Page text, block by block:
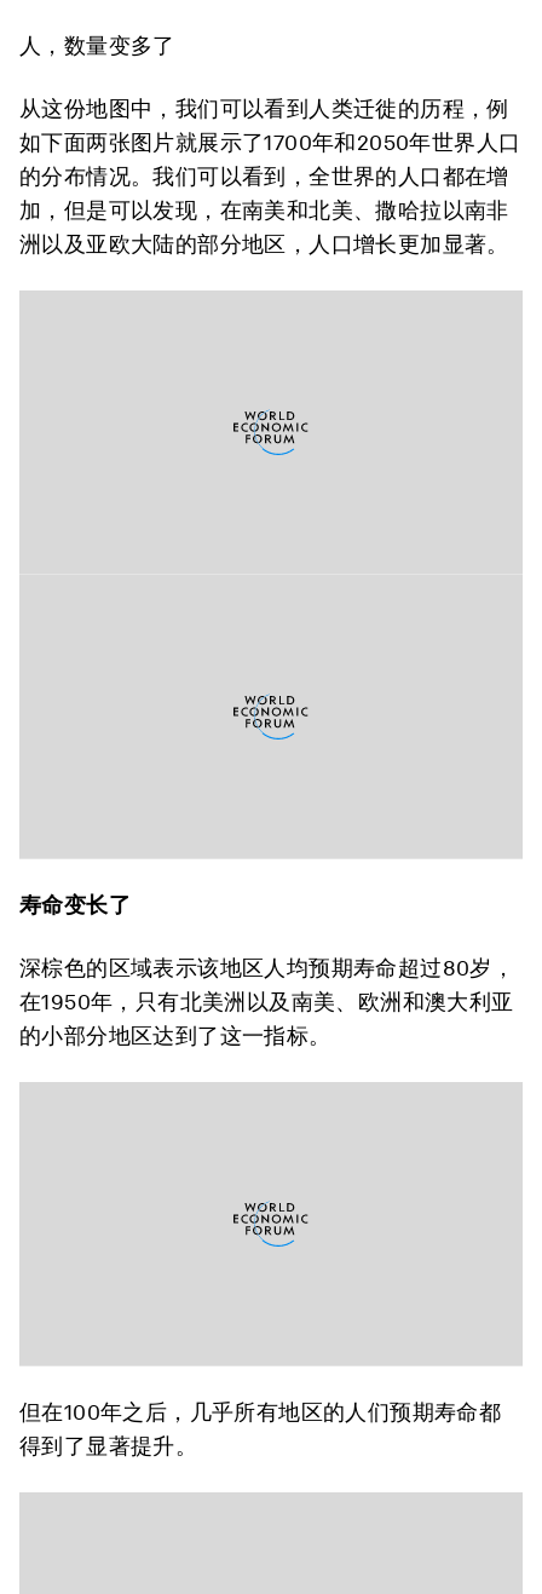
人，数量变多了
从这份地图中，我们可以看到人类迁徙的历程，例
如下面两张图片就展示了1700年和2050年世界人口
的分布情况。我们可以看到，全世界的人口都在增
加，但是可以发现，在南美和北美、撒哈拉以南非
洲以及亚欧大陆的部分地区，人口增长更加显著。
寿命变长了
深棕色的区域表示该地区人均预期寿命超过80岁，
在1950年，只有北美洲以及南美、欧洲和澳大利亚
的小部分地区达到了这一指标。
但在100年之后，几乎所有地区的人们预期寿命都
得到了显著提升。